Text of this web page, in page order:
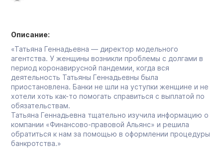
Описание:
«Татьяна Геннадьевна — директор модельного
агентства. У женщины возникли проблемы с долгами в
период коронавирусной пандемии, когда вся
деятельность Татьяны Геннадьевны была
приостановлена. Банки не шли на уступки женщине и не
хотели хоть как-то помогать справиться с выплатой по
обязательствам.
Татьяна Геннадьевна тщательно изучила информацию о
компании «Финансово-правовой Альянс» и решила
обратиться к нам за помощью в оформлении процедуры
банкротства.»